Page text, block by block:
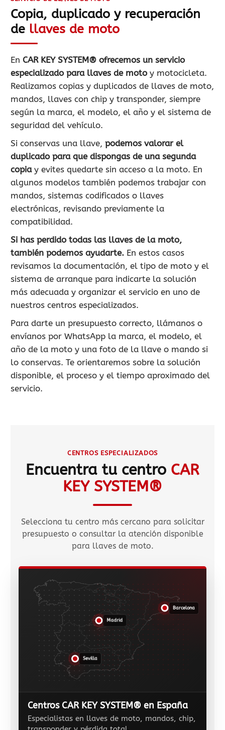
Copia, duplicado y recuperación
de llaves de moto
En CAR KEY SYSTEM® ofrecemos un servicio
especializado para llaves de motoy motocicleta.
Realizamos copias y duplicados de llaves de moto,
mandos, llaves con chip y transponder, siempre
según la marca, el modelo, el año y el sistema de
seguridad del vehículo.
Si conservas una llave, podemos valorar el
duplicado para que dispongas de una segunda
copiay evites quedarte sin acceso a la moto. En
algunos modelos también podemos trabajar con
mandos, sistemas codificados o llaves
electrónicas, revisando previamente la
compatibilidad.
Si has perdido todas las llaves de la moto,
también podemos ayudarte. En estos casos
revisamos la documentación, el tipo de moto y el
sistema de arranque para indicarte la solución
más adecuada y organizar el servicio en uno de
nuestros centros especializados.
Para darte un presupuesto correcto, llámanos o
envíanos por WhatsApp la marca, el modelo, el
año de la moto y una foto de la llave o mando si
lo conservas. Te orientaremos sobre la solución
disponible, el proceso y el tiempo aproximado del
servicio.
CENTROS ESPECIALIZADOS
Encuentra tu centro CAR
KEY SYSTEM®
Selecciona tu centro más cercano para solicitar
presupuesto o consultar la atención disponible
para llaves de moto.
Barcelona
Madrid
Sevilla
Centros CAR KEY SYSTEM® en España
Especialistas en llaves de moto, mandos, chip,